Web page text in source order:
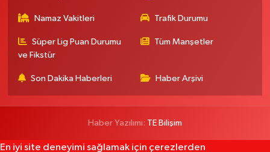
Namaz Vakitleri Trafik Durumu
Süper Lig Puan Durumu
ve Fikstür
Tüm Manşetler
Son Dakika Haberleri Haber Arşivi
Haber Yazılımı: TE Bilişim
En iyi site deneyimi sağlamak için çerezlerden